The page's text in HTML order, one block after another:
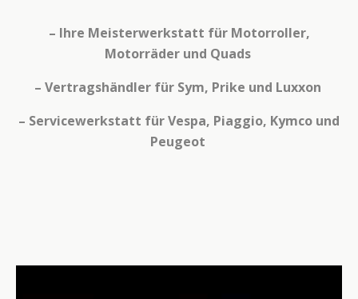
– Ihre Meisterwerkstatt für Motorroller,
Motorräder und Quads
– Vertragshändler für Sym, Prike und Luxxon
– Servicewerkstatt für Vespa, Piaggio, Kymco und
Peugeot